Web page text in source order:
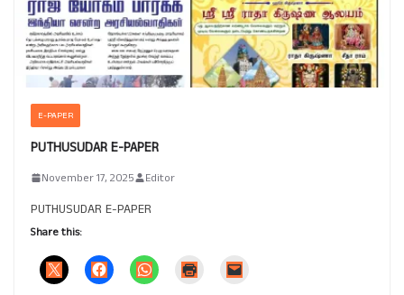
E-PAPER
PUTHUSUDAR E-PAPER
November 17, 2025 Editor
PUTHUSUDAR E-PAPER
Share this: